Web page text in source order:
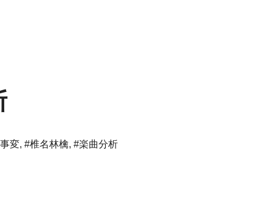
変, #椎名林檎, #楽曲分析